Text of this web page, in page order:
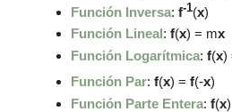
Función Inversa: f-1(x)
Función Lineal: f(x) = mx
Función Logarítmica: f(x)
Función Par: f(x) = f(-x)
Función Parte Entera: f(x